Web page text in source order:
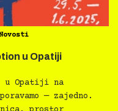
u Opatiji
u Opatiji na
— zajedno.